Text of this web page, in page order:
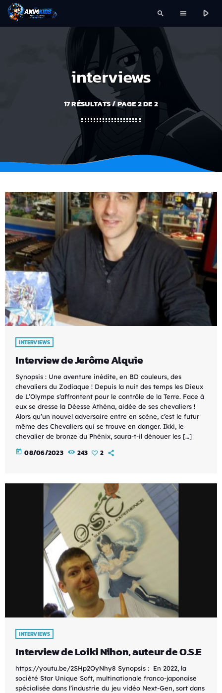
search menu play_arrow
interviews
17 RÉSULTATS / PAGE 2 DE 2
INTERVIEWS
Interview de Jerôme Alquie
Synopsis : Une aventure inédite, en BD couleurs, des
chevaliers du Zodiaque ! Depuis la nuit des temps les Dieux
de L’Olympe s’affrontent pour le contrôle de la Terre. Face à
eux se dresse la Déesse Athéna, aidée de ses chevaliers !
Alors qu’un nouvel adversaire entre en scène, c’est le futur
même des Chevaliers qui se trouve en danger. Ikki, le
chevalier de bronze du Phénix, saura-t-il dénouer les […]
today 08/06/2023 243 2
INTERVIEWS
Interview de Loiki Nihon, auteur de O.S.E
https://youtu.be/2SHp2OyNhy8 Synopsis : En 2022, la
société Star Unique Soft, multinationale franco-japonaise
spécialisée dans l’industrie du jeu vidéo Next-Gen, sort dans